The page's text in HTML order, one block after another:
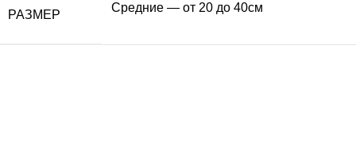
РАЗМЕР
Средние — от 20 до 40см